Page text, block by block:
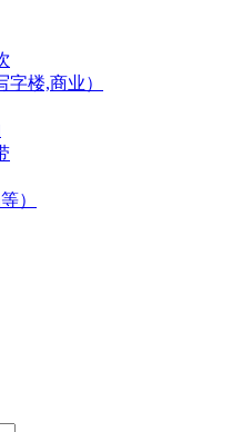
楼,商业）
）